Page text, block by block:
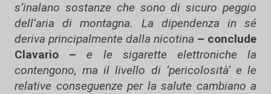
s’inalano sostanze che sono di sicuro peggio
dell’aria di montagna. La dipendenza in sé
deriva principalmente dalla nicotina – conclude
Clavario –e le sigarette elettroniche la
contengono, ma il livello di ‘pericolosità’ e le
relative conseguenze per la salute cambiano a